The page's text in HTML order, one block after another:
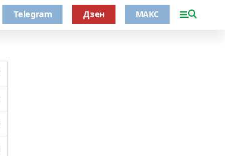
Telegram Дзен МАКС